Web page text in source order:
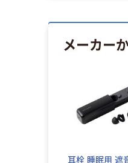
メーカー
耳栓 睡眠用 遮